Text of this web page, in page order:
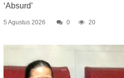
‘Absurd’
5 Agustus 2026 0 20